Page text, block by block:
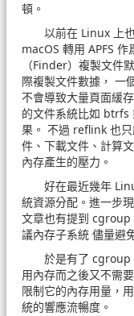
頓。
以前在 Linux 上
macOS 轉用 APFS
（Finder）複製文件
際複製文件數據， 一
不會導致大量頁面緩
的文件系統比如 btrfs
果。 不過 reflink 也
件、下載文件、計算
內存產生的壓力。
好在最近幾年
統資源分配。進一步
文章也有提到 cgroup
議內存子系統 儘量避
於是有了 cgroup
用內存而之後又不需
限制它的內存用量，
統的響應流暢度。